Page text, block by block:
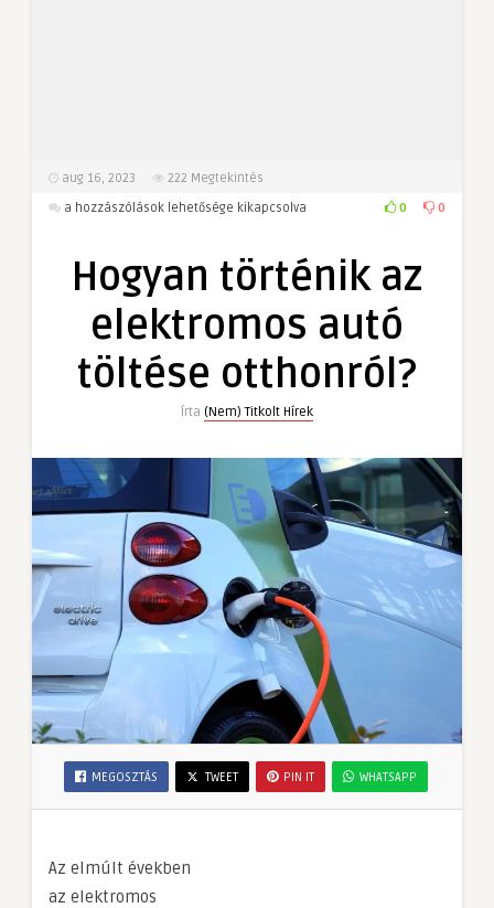
aug 16, 2023 222 Megtekintés
Hogyan
elektromos
töltése
otthonról?
bejegyzéshez
a hozzászólások lehetősége kikapcsolva 0 0
Hogyan történik az
elektromos autó
töltése otthonról?
Írta (Nem) Titkolt Hírek
MEGOSZTÁS TWEET PIN IT WHATSAPP
Az elmúlt években
az elektromos